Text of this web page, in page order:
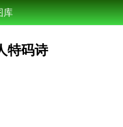
库
特码诗